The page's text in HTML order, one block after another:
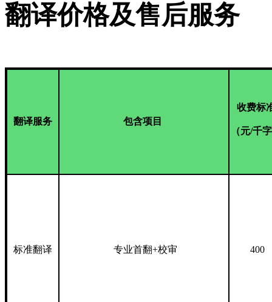
翻译价格及售后服务
翻译服务 包含项目
收费标
（元/千
标准翻译 专业首翻+校审 400